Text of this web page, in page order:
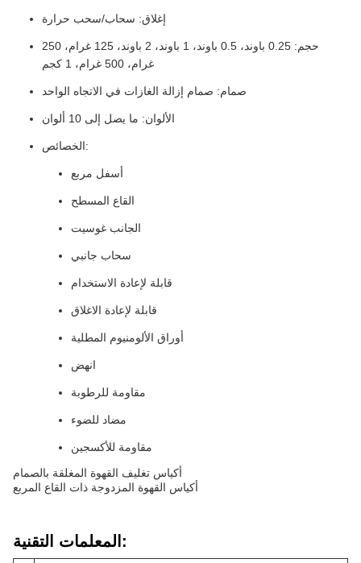
إغلاق: سحاب/سحب حرارة
حجم: 0.25 باوند، 0.5 باوند، 1 باوند، 2 باوند، 125 غرام، 250
غرام، 500 غرام، 1 كجم
صمام: صمام إزالة الغازات في الاتجاه الواحد
الألوان: ما يصل إلى 10 ألوان
الخصائص:
أسفل مربع
القاع المسطح
الجانب غوسيت
سحاب جانبي
قابلة لإعادة الاستخدام
قابلة لإعادة الاغلاق
أوراق الألومنيوم المطلية
انهض
مقاومة للرطوبة
مضاد للضوء
مقاومة للأكسجين
أكياس تغليف القهوة المغلقة بالصمام
أكياس القهوة المزدوجة ذات القاع المربع
المعلمات التقنية: